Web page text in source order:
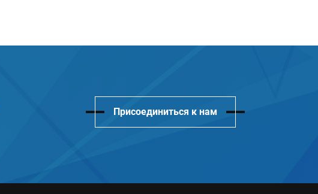
Присоединиться к нам